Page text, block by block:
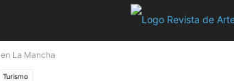
La Mancha
Turismo